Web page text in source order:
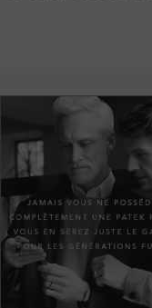
créant ainsi une
artisanal rencontre
point de vente de la
pour offrir une
sophistication,